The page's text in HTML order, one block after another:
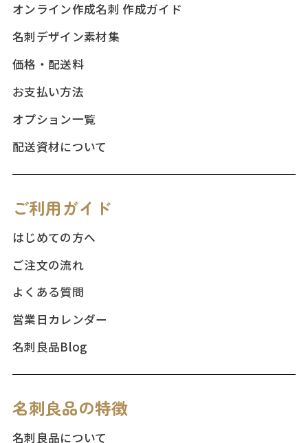
オンライン作成名刺 作成ガイド
名刺デザイン素材集
価格・配送料
お支払い方法
オプション一覧
配送資材について
ご利用ガイド
はじめての方へ
ご注文の流れ
よくある質問
営業日カレンダー
名刺良品Blog
名刺良品の特徴
名刺良品について